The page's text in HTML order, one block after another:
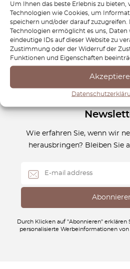
Um Ihnen das beste Erlebnis zu bieten,
Technologien wie Cookies, um
speichern und/oder darauf
Technologien ermöglicht es uns,
eindeutige IDs auf dieser Website zu
Zustimmung oder der Widerruf der
Funktionen und Eigenschaften
Rennstrecke das Maximum
perfekt in Schuss halten
was du brauchst. Erlebe den
gefahren
Wie erfahren Sie, wenn wir
herausbringen? Bleiben Sie
Durch Klicken auf "Abonnieren" erklären
personalisierte Werbeinformationen von